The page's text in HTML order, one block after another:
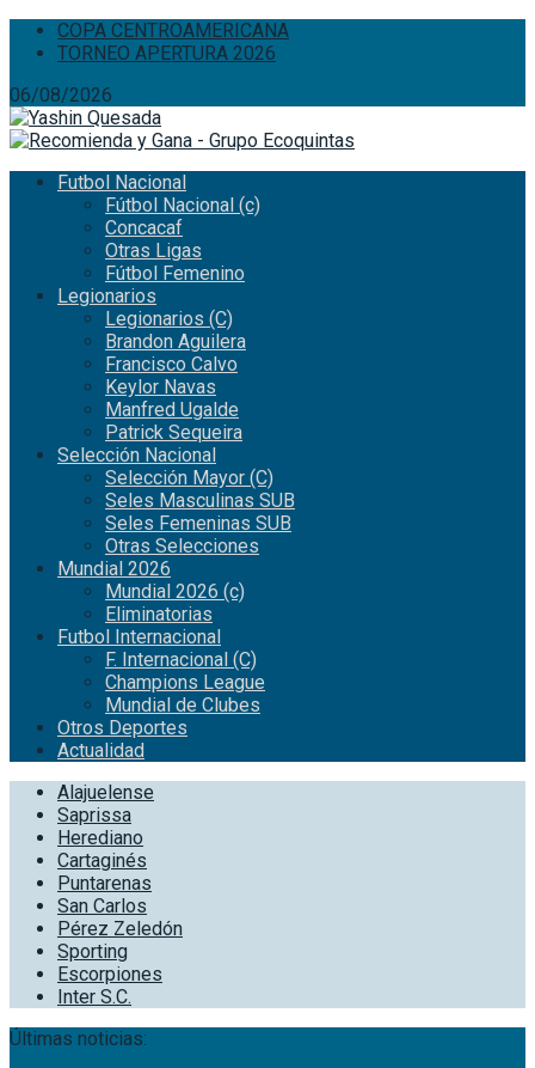
COPA CENTROAMERICANA
TORNEO APERTURA 2026
06/08/2026
Futbol Nacional
Fútbol Nacional (c)
Concacaf
Otras Ligas
Fútbol Femenino
Legionarios
Legionarios (C)
Brandon Aguilera
Francisco Calvo
Keylor Navas
Manfred Ugalde
Patrick Sequeira
Selección Nacional
Selección Mayor (C)
Seles Masculinas SUB
Seles Femeninas SUB
Otras Selecciones
Mundial 2026
Mundial 2026 (c)
Eliminatorias
Futbol Internacional
F. Internacional (C)
Champions League
Mundial de Clubes
Otros Deportes
Actualidad
Alajuelense
Saprissa
Herediano
Cartaginés
Puntarenas
San Carlos
Pérez Zeledón
Sporting
Escorpiones
Inter S.C.
Últimas noticias: